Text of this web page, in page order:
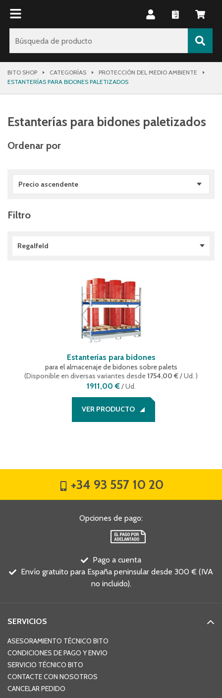
BITO SHOP CATEGORÍAS
PROTECCIÓN DEL MEDIO AMBIENTE
ESTANTERÍAS PARA BIDONES PALETIZADOS
Estanterías para bidones paletizados
Ordenar por
Precio ascendente
Filtro
Regalfeld
Estanterías para bidones
para el almacenaje de bidones sobre palets
(Disponible en diversas variantes desde1754,00 €/ Ud. )
1911,00 €/Ud.
VER PRODUCTO
+34 93 557 10 20
Opciones de pago:
Pago a cuenta
Envío gratuito para España peninsular desde 300 € (IVA
no incluido).
SERVICIOS
ASESORAMIENTO TÉCNICO BITO
CONDICIONES DE PAGO Y ENVIO
SERVICIO TÉCNICO BITO
CONTACTE CON NOSOTROS
CANCELAR PEDIDO